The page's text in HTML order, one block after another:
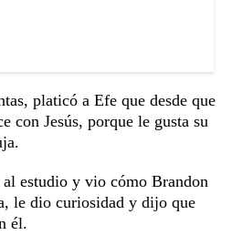
platicó a Efe que desde que
con Jesús, porque le gusta su
estudio y vio cómo Brandon
le dio curiosidad y dijo que
él.